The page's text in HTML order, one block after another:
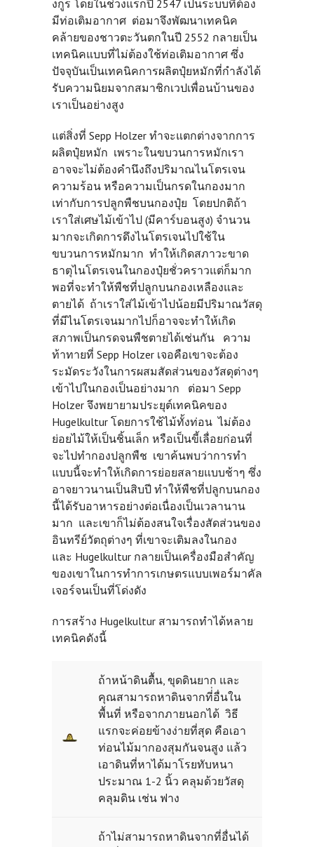
งกูร โดยในช่วงแรกปี 2547 เป็นระบบที่ต้อง
มีท่อเติมอากาศ ต่อมาจึงพัฒนาเทคนิค
คล้ายของชาวตะวันตกในปี 2552 กลายเป็น
เทคนิคแบบที่ไม่ต้องใช้ท่อเติมอากาศ ซึ่ง
ปัจจุบันเป็นเทคนิคการผลิตปุ๋ยหมักที่กำลังได้
รับความนิยมจากสมาชิกเวปเพื่อนบ้านของ
เราเป็นอย่างสูง
แต่สิ่งที่ Sepp Holzer ทำจะแตกต่างจากการ
ผลิตปุ๋ยหมัก เพราะในขบวนการหมักเรา
อาจจะไม่ต้องคำนึงถึงปริมาณไนโตรเจน
ความร้อน หรือความเป็นกรดในกองมาก
เท่ากับการปลูกพืชบนกองปุ๋ย โดยปกติถ้า
เราใส่เศษไม้เข้าไป (มีคาร์บอนสูง) จำนวน
มากจะเกิดการดึงไนโตรเจนไปใช้ใน
ขบวนการหมักมาก ทำให้เกิดสภาวะขาด
ธาตุไนโตรเจนในกองปุ๋ยชั่วคราวแต่ก็มาก
พอที่จะทำให้พืชที่ปลูกบนกองเหลืองและ
ตายได้ ถ้าเราใส่ไม้เข้าไปน้อยมีปริมาณวัสดุ
ที่มีไนโตรเจนมากไปก็อาจจะทำให้เกิด
สภาพเป็นกรดจนพืชตายได้เช่นกัน ความ
ท้าทายที่ Sepp Holzer เจอคือเขาจะต้อง
ระมัดระวังในการผสมสัดส่วนของวัสดุต่างๆ
เข้าไปในกองเป็นอย่างมาก ต่อมา Sepp
Holzer จึงพยายามประยุต์เทคนิคของ
Hugelkultur โดยการใช้ไม้ทั้งท่อน ไม่ต้อง
ย่อยไม้ให้เป็นชิ้นเล็ก หรือเป็นขี้เลื่อยก่อนที่
จะไปทำกองปลูกพืช เขาค้นพบว่าการทำ
แบบนี้จะทำให้เกิดการย่อยสลายแบบช้าๆ ซึ่ง
อาจยาวนานเป็นสิบปี ทำให้พืชที่ปลูกบนกอง
นี้ได้รับอาหารอย่างต่อเนื่องเป็นเวลานาน
มาก และเขาก็ไม่ต้องสนใจเรื่องสัดส่วนของ
อินทรีย์วัตถุต่างๆ ที่เขาจะเติมลงในกอง
และ Hugelkultur กลายเป็นเครื่องมือสำคัญ
ของเขาในการทำการเกษตรแบบเพอร์มาคัล
เจอร์จนเป็นที่โด่งดัง
การสร้าง Hugelkultur สามารถทำได้หลาย
เทคนิคดังนี้
ถ้าหน้าดินตื้น, ขุดดินยาก และ
คุณสามารถหาดินจากที่่อื่นใน
พื้นที่ หรือจากภายนอกได้ วิธี
แรกจะค่อยข้างง่ายที่สุด คือเอา
ท่อนไม้มากองสุมกันจนสูง แล้ว
เอาดินที่หาได้มาโรยทับหนา
ประมาณ 1-2 นิ้ว คลุมด้วยวัสดุ
คลุมดิน เช่น ฟาง
ถ้าไม่สามารถหาดินจากที่อื่นได้